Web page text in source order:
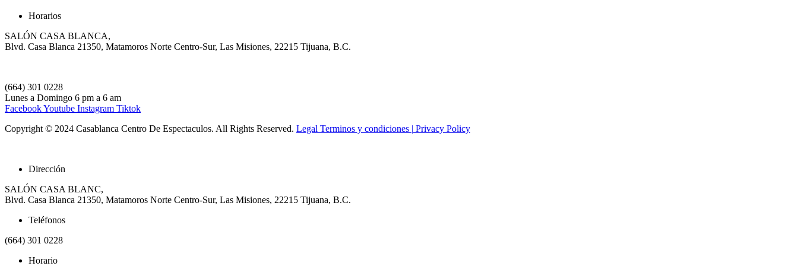
Horarios
SALÓN CASA BLANCA,
Blvd. Casa Blanca 21350, Matamoros Norte Centro-Sur, Las Misiones, 22215 Tijuana, B.C.
(664) 301 0228
Lunes a Domingo 6 pm a 6 am
FacebookYoutube Instagram Tiktok
Copyright © 2024 Casablanca Centro De Espectaculos. All Rights Reserved. Legal Terminos y condiciones | Privacy Policy
Dirección
SALÓN CASA BLANC,
Blvd. Casa Blanca 21350, Matamoros Norte Centro-Sur, Las Misiones, 22215 Tijuana, B.C.
Teléfonos
(664) 301 0228
Horario